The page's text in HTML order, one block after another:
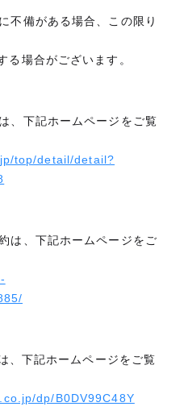
不備がある場合、この限り
場合がございます。
、下記ホームページをご覧
top/detail/detail?
は、下記ホームページをご
、下記ホームページをご覧
dp/B0DV99C48Y